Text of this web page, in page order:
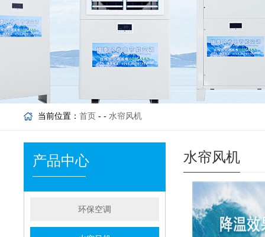
当前位置： 首页 - - 水帘风机
产品中心
环保空调
水帘风机